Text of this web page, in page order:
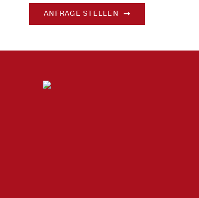
ANFRAGE STELLEN